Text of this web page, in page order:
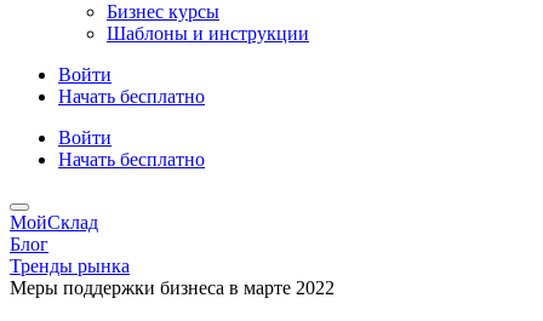
Бизнес курсы
Шаблоны и инструкции
Войти
Начать бесплатно
Войти
Начать бесплатно
МойСклад
Блог
Тренды рынка
Меры поддержки бизнеса в марте 2022